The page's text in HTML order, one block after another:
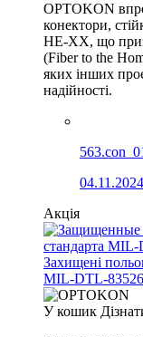
OPTOKON
конектори,
HE-XX, що
(Fiber to the
яких інших
надійності.
04.11.2024
Акція
Захищені
MIL-DTL-83526
У кошик